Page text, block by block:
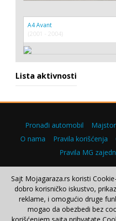
A4 Avant
(2001 - 2004)
Lista aktivnosti
Pronađi automobil
O nama
Pravila korišćenja
Pravila MG
Copyright ©
Sajt Mojagaraza.rs koristi
dobro korisničko iskustvo,
reklame, i omogućio druge
mogao da obezbedi bez